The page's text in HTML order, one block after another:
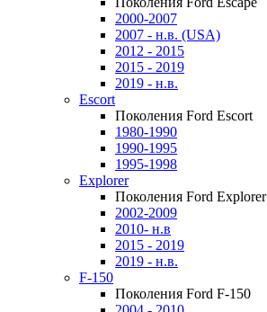
2000-2007
2007 - н.в. (USA)
2012 - 2015
2015 - 2019
2019 - н.в.
Escort
Поколения Ford Escort
1980-1990
1990-1995
1995-1998
Explorer
Поколения Ford Explorer
2002-2009
2010- н.в
2015 - 2019
2019 - н.в.
F-150
Поколения Ford F-150